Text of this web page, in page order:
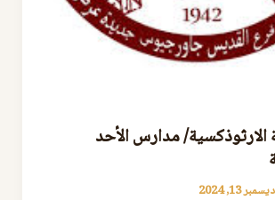
الارثوذكسية/ مدارس الأحد
ديسمبر 13, 2024